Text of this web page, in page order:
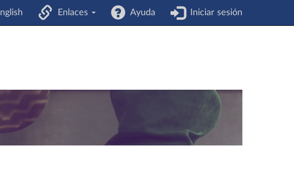
Enlaces Ayuda Iniciar sesión